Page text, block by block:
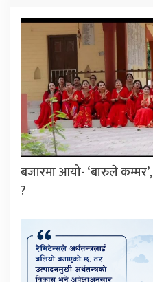
बजारमा आयो- ‘बारुले
?